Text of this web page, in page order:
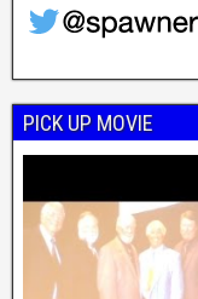
PICK UP MOVIE